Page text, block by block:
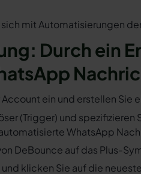
mit Automatisierungen
Durch ein
ein und erstellen Sie
(Trigger) und
WhatsApp
DeBounce auf das Plus-
klicken Sie auf die